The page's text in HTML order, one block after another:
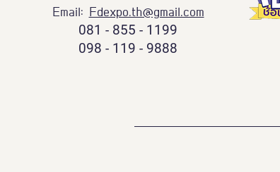
Email: Fdexpo.th@gmail.com
081 - 855 - 1199
098 - 119 - 9888